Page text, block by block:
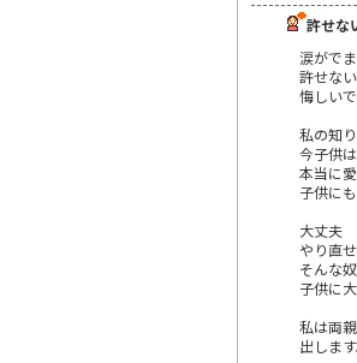
許せな
涙がでま
許せな
悔しいで
私の知
今子供
本当に
子供に
大丈夫
やり直せ
そんな
子供に
私は両
出します